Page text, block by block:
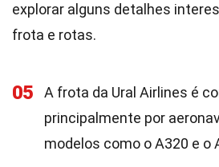
explorar alguns detalhes
frota e rotas.
05
A frota da Ural Airlines é
principalmente por
modelos como o A320 e o